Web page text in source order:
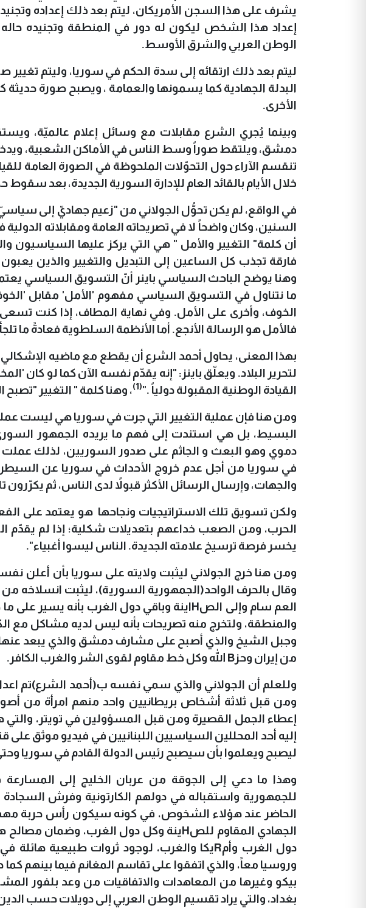
يشرف على هذا السجن الأمريكان، ليتم بعد ذلك إعداده
إعداد هذا الشخص ليكون له دور في المنطقة وتجنيده
الوطن العربي والشرق الأوسط.
ليتم بعد ذلك ارتقائه إلى سدة الحكم في سوريا، وليتم
البدلة الجهادية كما يسمونها والعمامة ، ويصبح صورة حديثة
الأخرى.
وبينما يُجري الشرع مقابلات مع وسائل إعلام عالميّة،
دمشق، ويلتقط صوراً وسط الناس في الأماكن الشعبية،
تنقسم الآراء حول التحوّلات الملحوظة في الصورة العامة
خلال الأيام بالقائد العام للإدارة السورية الجديدة، بعد
في الواقع، لم يكن تحوُّل الجولاني من "زعيم جهاديّ إلى
السنين، وكان واضحاً لا في تصريحاته العامة ومقابلاته
أن كلمة" التغيير والأمل " هي التي يركز عليها السياسيون
فارقة تجذب كل الساعين إلى التبديل والتغيير والذين
وهنا يوضح الباحث السياسي باينر أنّ التسويق السياسي
ما نتناول في التسويق السياسي مفهوم 'الأمل' مقابل
الخوف، وأخرى على الأمل. وفي نهاية المطاف، إذا كنت
فالأمل هو الرسالة الأنجع. أما الأنظمة السلطوية فعادةً ما
بهذا المعنى، يحاول أحمد الشرع أن يقطع مع ماضيه
لتحرير البلاد. ويعلّق باينز: "إنه يقدّم نفسه الآن كما لو كان
القيادة الوطنية المقبولة دولياً ".
(1) ، وهنا كلمة " التغيير
ومن هنا فإن عملية التغيير التي جرت في سوريا هي ليست
البسيط، بل هي استندت إلى فهم ما يريده الجمهور
دموي وهو البعث و الجاثم على صدور السوريين، لذلك عملت
في سوريا من أجل عدم خروج الأحداث في سوريا عن
والجهات، وإرسال الرسائل الأكثر قبولاً لدى الناس، ثم
ولكن تسويق تلك الاستراتيجيات ونجاحها هو يعتمد على
الحرب، ومن الصعب خداعهم بتعديلات شكلية؛ إذا لم يقدّم
يخسر فرصة ترسيخ علامته الجديدة. الناس ليسوا أغبياء".
ومن هنا خرج الجولاني ليثبت ولايته على سوريا بأن أعلن
وقال بالحرف الواحد(الجمهورية السورية)، ليثبت انسلاخه
العم سام وإلى الصHاينة وباقي دول الغرب بأنه يسير
والمنطقة، ولتخرج منه تصريحات بأنه ليس لديه مشاكل مع
من إيران وحزB الله وكل خط مقاوم لقوى الشر والغرب الكافر.
وللعلم أن الجولاني والذي سمي نفسه ب(أحمد الشرع)تم
ومن قبل ثلاثة أشخاص بريطانيين واحد منهم امرأة من
إعطاء الجمل القصيرة ومن قبل المسؤولين في تويتر، والتي
إليه أحد المحللين السياسيين اللبنانيين في فيديو موثق على
ليصبح ويعلموا بأن سيصبح رئيس الدولة القادم في سوريا وحتى
وهذا ما دعي إلى الجوقة من عربان الخليج إلى المسارعة
للجمهورية واستقباله في دولهم الكارتونية وفرش
الحاضر عند هؤلاء الشخوص، في كونه سيكون رأس حربة
الجهادي المقاوم للصHينة وكل دول الغرب، وضمان مصالح
دول الغرب وأمRيكا والغرب، لوجود ثروات طبيعية هائلة
وروسيا معاً، والذي اتفقوا على تقاسم المغانم فيما بينهم
بيكو وغيرها من المعاهدات والاتفاقيات من وعد بلفور
بغداد، والتي يراد تقسيم الوطن العربي إلى دويلات حسب